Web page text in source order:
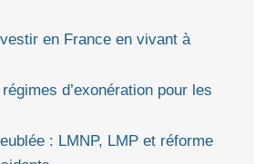
en France en vivant à
d’exonération pour les
: LMNP, LMP et réforme